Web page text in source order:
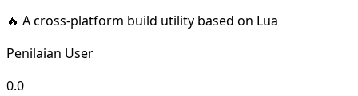
🔥 A cross-platform build utility based on Lua
Penilaian User
0.0